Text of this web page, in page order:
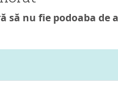
să nu fie podoaba